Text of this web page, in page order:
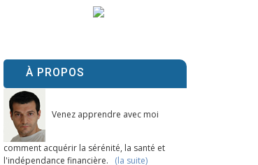
À PROPOS
Venez apprendre avec moi
comment acquérir la sérénité, la santé et
l'indépendance financière. (la suite)